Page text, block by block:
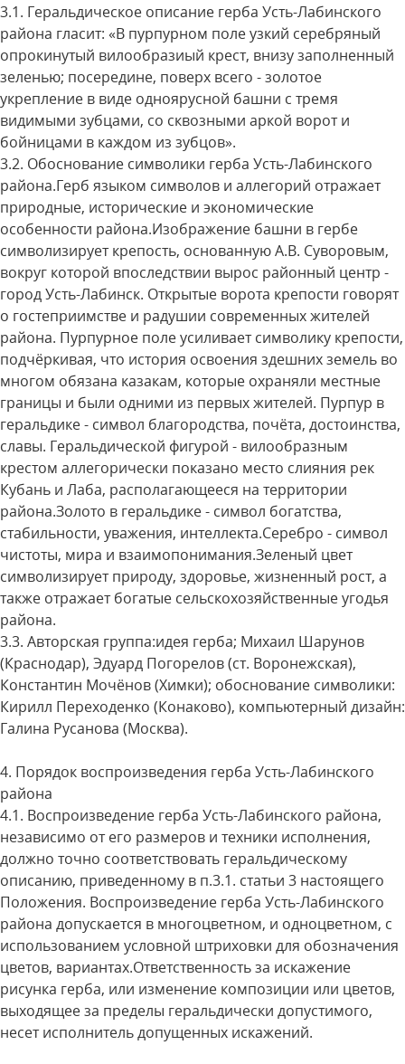
3.1. Геральдическое описание герба Усть-Лабинского
района гласит: «В пурпурном поле узкий серебряный
опрокинутый вилообразиый крест, внизу заполненный
зеленью; посередине, поверх всего - золотое
укрепление в виде одноярусной башни с тремя
видимыми зубцами, со сквозными аркой ворот и
бойницами в каждом из зубцов».
3.2. Обоснование символики герба Усть-Лабинского
района.Герб языком символов и аллегорий отражает
природные, исторические и экономические
особенности района.Изображение башни в гербе
символизирует крепость, основанную А.В. Суворовым,
вокруг которой впоследствии вырос районный центр -
город Усть-Лабинск. Открытые ворота крепости говорят
о гостеприимстве и радушии современных жителей
района. Пурпурное поле усиливает символику крепости,
подчёркивая, что история освоения здешних земель во
многом обязана казакам, которые охраняли местные
границы и были одними из первых жителей. Пурпур в
геральдике - символ благородства, почёта, достоинства,
славы. Геральдической фигурой - вилообразным
крестом аллегорически показано место слияния рек
Кубань и Лаба, располагающееся на территории
района.Золото в геральдике - символ богатства,
стабильности, уважения, интеллекта.Серебро - символ
чистоты, мира и взаимопонимания.Зеленый цвет
символизирует природу, здоровье, жизненный рост, а
также отражает богатые сельскохозяйственные угодья
района.
3.3. Авторская группа:идея герба; Михаил Шарунов
(Краснодар), Эдуард Погорелов (ст. Воронежская),
Константин Мочёнов (Химки); обоснование символики:
Кирилл Переходенко (Конаково), компьютерный дизайн:
Галина Русанова (Москва).
4. Порядок воспроизведения герба Усть-Лабинского
района
4.1. Воспроизведение герба Усть-Лабинского района,
независимо от его размеров и техники исполнения,
должно точно соответствовать геральдическому
описанию, приведенному в п.3.1. статьи 3 настоящего
Положения. Воспроизведение герба Усть-Лабинского
района допускается в многоцветном, и одноцветном, с
использованием условной штриховки для обозначения
цветов, вариантах.Ответственность за искажение
рисунка герба, или изменение композиции или цветов,
выходящее за пределы геральдически допустимого,
несет исполнитель допущенных искажений.